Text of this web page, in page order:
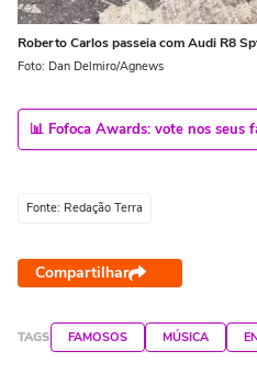
Roberto Carlos passeia com Audi R8
Foto: Dan Delmiro/Agnews
📊 Fofoca Awards: vote nos seus
Fonte: Redação Terra
Compartilhar
TAGS FAMOSOS MÚSICA